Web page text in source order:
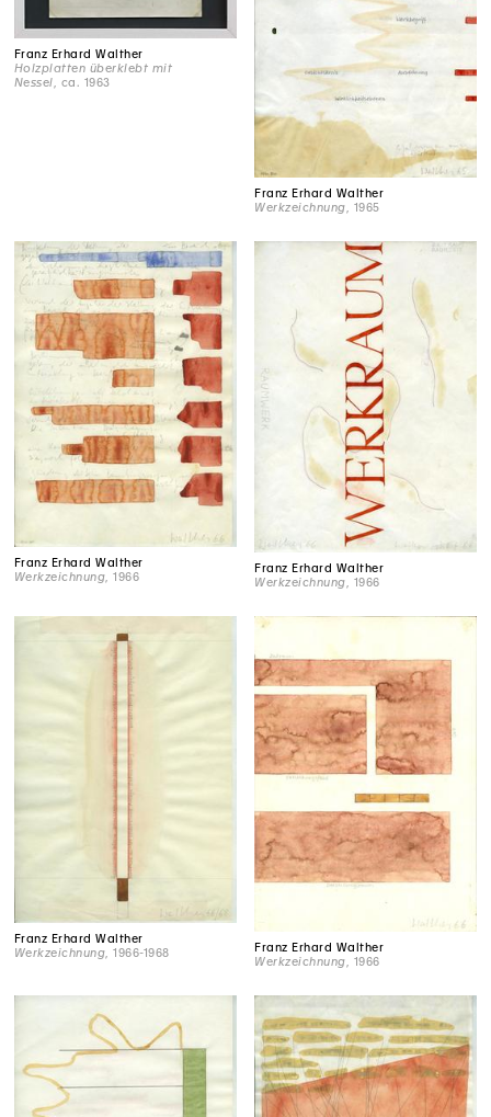
Franz Erhard Walther
Holzplatten überklebt mit
Nessel , ca. 1963
Franz Erhard Walther
Werkzeichnung , 1965
Franz Erhard Walther
Werkzeichnung, 1966
Franz Erhard Walther
Werkzeichnung , 1966
Franz Erhard Walther
Werkzeichnung , 1966-1968
Franz Erhard Walther
Werkzeichnung , 1966